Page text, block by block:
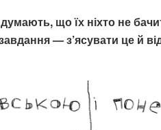
що їх ніхто не
— з’ясувати це й